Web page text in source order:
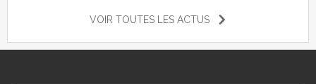
VOIR TOUTES LES ACTUS